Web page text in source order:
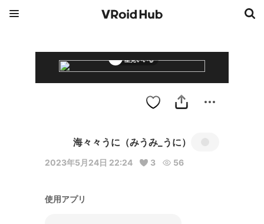
星見いいる
海々々うに（みうみ_うに）
2023年5月24日 22:24 3 56
使用アプリ